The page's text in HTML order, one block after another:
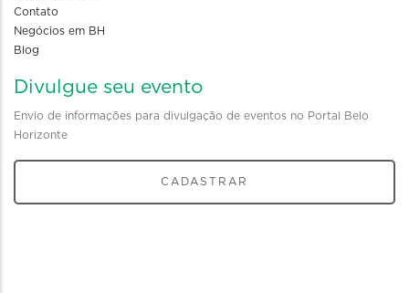
Contato
Negócios em BH
Blog
Divulgue seu evento
Envio de informações para divulgação de eventos no Portal Belo
Horizonte
CADASTRAR